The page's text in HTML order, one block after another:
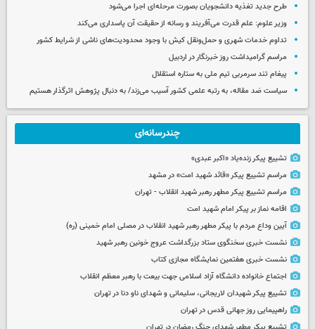
طرح جدید تغذیه دانشجویان بصورت مرحله‌ای اجرا می‌شود
وزیر علوم: علم قدرت می‌آفریند و رسانه از حقیقت آن پاسداری می‌کند
تداوم خدمات شهری و حمل‌ونقل کیش با وجود محدودیت‌های ناشی از شرایط کشور
مراسم گرامیداشت روز خبرنگار در اردبیل
پیغام تند سرمربی تیم ملی به ستاره استقلال
سیاست ضد مقاله، به رتبه علمی کشور آسیب می‌زند/ به دنبال پژوهش اثرگذار هستیم
چندرسانه‌ای
تشییع پیکر زنده‌یاد «اکبر عبدی»
مراسم تشییع پیکر «قائد شهید امت» در مشهد
مراسم تشییع پیکر مطهر رهبر شهید انقلاب - تهران
اقامه نماز بر پیکر امام شهید امت
آیین وداع مردم با پیکر مطهر رهبر شهید انقلاب در مصلی امام خمینی (ره)
نشست خبری سخنگوی ستاد بزرگداشت عروج خونین رهبر شهید
نشست خبری هفتمین نمایشگاه مجازی کتاب
اجتماع خانواده دانشگاه آزاد اسلامی جهت بیعت با رهبر معظم انقلاب
تشییع پیکر شهیدان لاریجانی، سلیمانی و شهدای ناو دنا در تهران
راهپیمایی روز جهانی قدس در تهران